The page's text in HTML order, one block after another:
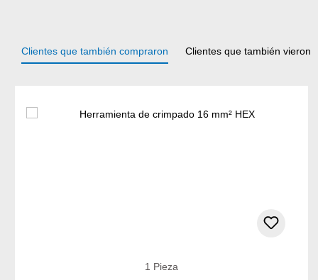
Clientes que también compraron Clientes que también vieron
1 Pieza